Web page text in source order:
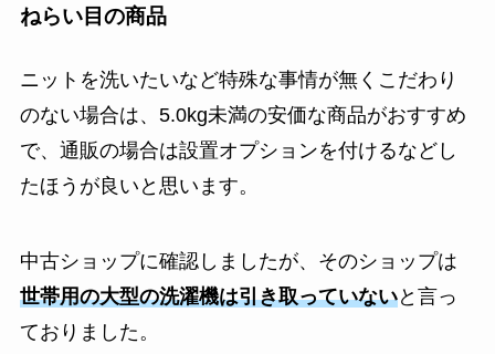
ねらい目の商品
ニットを洗いたいなど特殊な事情が無くこだわり
のない場合は、5.0kg未満の安価な商品がおすすめ
で、通販の場合は設置オプションを付けるなどし
たほうが良いと思います。
中古ショップに確認しましたが、そのショップは
世帯用の大型の洗濯機は引き取っていないと言っ
ておりました。